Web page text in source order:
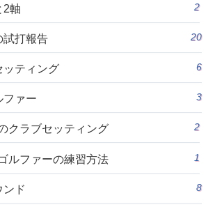
2軸 2
試打報告 20
ッティング 6
ファー 3
クラブセッティング 2
ルファーの練習方法 1
ンド 8